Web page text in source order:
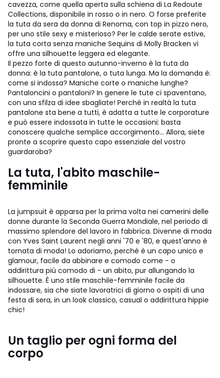
cavezza, come quella aperta sulla schiena di La Redoute
Collections, disponibile in rosso o in nero. O forse preferite
la tuta da sera da donna di Renoma, con top in pizzo nero,
per uno stile sexy e misterioso? Per le calde serate estive,
la tuta corta senza maniche Sequins di Molly Bracken vi
offre una silhouette leggera ed elegante.
Il pezzo forte di questo autunno-inverno è la tuta da
donna: è la tuta pantalone, o tuta lunga. Ma la domanda è:
come si indossa? Maniche corte o maniche lunghe?
Pantaloncini o pantaloni? In genere le tute ci spaventano,
con una sfilza di idee sbagliate! Perché in realtà la tuta
pantalone sta bene a tutti, è adatta a tutte le corporature
e può essere indossata in tutte le occasioni: basta
conoscere qualche semplice accorgimento... Allora, siete
pronte a scoprire questo capo essenziale del vostro
guardaroba?
La tuta, l'abito maschile-
femminile
La jumpsuit è apparsa per la prima volta nei camerini delle
donne durante la Seconda Guerra Mondiale, nel periodo di
massimo splendore del lavoro in fabbrica. Divenne di moda
con Yves Saint Laurent negli anni '70 e '80, e quest'anno è
tornata di moda! Lo adoriamo, perché è un capo unico e
glamour, facile da abbinare e comodo come - o
addirittura più comodo di - un abito, pur allungando la
silhouette. È uno stile maschile-femminile facile da
indossare, sia che siate lavoratrici di giorno o ospiti di una
festa di sera, in un look classico, casual o addirittura hippie
chic!
Un taglio per ogni forma del
corpo